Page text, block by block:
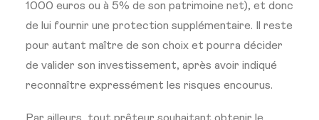
1000 euros ou à 5% de son patrimoine net), et donc
de lui fournir une protection supplémentaire. Il reste
pour autant maître de son choix et pourra décider
de valider son investissement, après avoir indiqué
reconnaître expressément les risques encourus.